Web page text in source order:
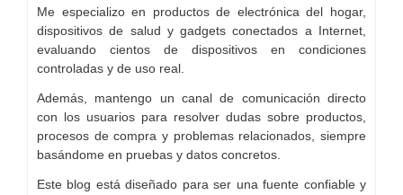
Me especializo en productos de electrónica del hogar,
dispositivos de salud y gadgets conectados a Internet,
evaluando cientos de dispositivos en condiciones
controladas y de uso real.
Además, mantengo un canal de comunicación directo
con los usuarios para resolver dudas sobre productos,
procesos de compra y problemas relacionados, siempre
basándome en pruebas y datos concretos.
Este blog está diseñado para ser una fuente confiable y